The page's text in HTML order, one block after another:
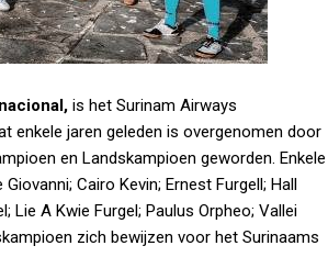
is het Surinam Airways
enkele jaren geleden is overgenomen door
en Landskampioen geworden. Enkele
Cairo Kevin; Ernest Furgell; Hall
Lie A Kwie Furgel; Paulus Orpheo; Vallei
zich bewijzen voor het Surinaams